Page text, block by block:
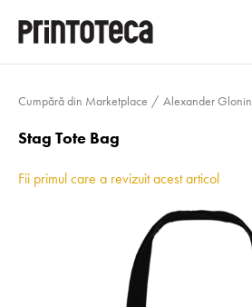
Cumpără din Marketplace Alexander Glonin
Stag Tote Bag
Fii primul care a revizuit acest articol